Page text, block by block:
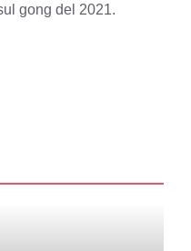
gong del 2021.